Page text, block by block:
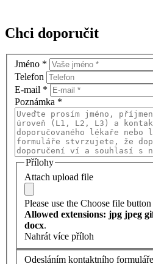
Chci doporučit
Jméno *
Telefon
E-mail *
Poznámka *
Přílohy
Attach upload file
Please use the Choose file
Allowed extensions: jpg jpeg
docx.
Nahrát více příloh
Odesláním kontaktního